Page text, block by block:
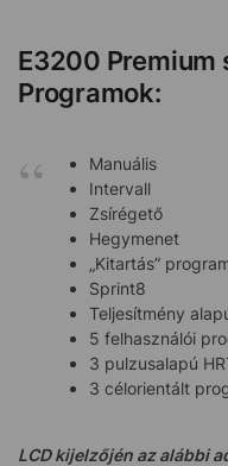
E3200
Programok:
Manuális
Intervall
Zsírégető
Hegymenet
„Kitartás”
Sprint8
Teljesítmény
5 felhasználói
3 pulzusalapú
3 célorientált
LCD kijelzőjén az alábbi